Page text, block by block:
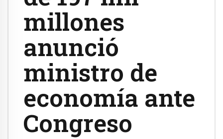
millones
anunció
ministro de
economía ante
Congreso